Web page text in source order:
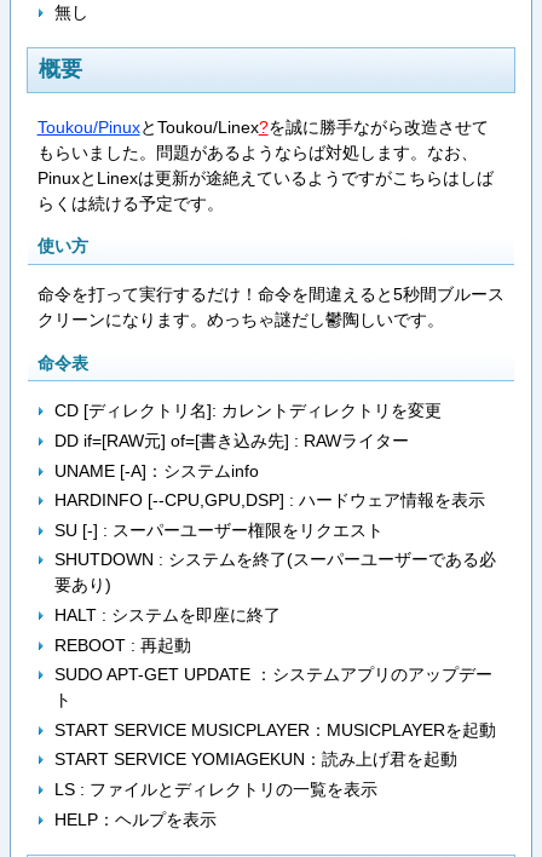
無し
概要
Toukou/PinuxとToukou/Linex?を誠に勝手ながら改造させて
もらいました。問題があるようならば対処します。なお、
PinuxとLinexは更新が途絶えているようですがこちらはしば
らくは続ける予定です。
使い方
命令を打って実行するだけ！命令を間違えると5秒間ブルース
クリーンになります。めっちゃ謎だし鬱陶しいです。
命令表
CD [ディレクトリ名]: カレントディレクトリを変更
DD if=[RAW元] of=[書き込み先] : RAWライター
UNAME [-A]：システムinfo
HARDINFO [--CPU,GPU,DSP] : ハードウェア情報を表示
SU [-] : スーパーユーザー権限をリクエスト
SHUTDOWN : システムを終了(スーパーユーザーである必
要あり)
HALT : システムを即座に終了
REBOOT : 再起動
SUDO APT-GET UPDATE ：システムアプリのアップデー
ト
START SERVICE MUSICPLAYER：MUSICPLAYERを起動
START SERVICE YOMIAGEKUN：読み上げ君を起動
LS : ファイルとディレクトリの一覧を表示
HELP：ヘルプを表示